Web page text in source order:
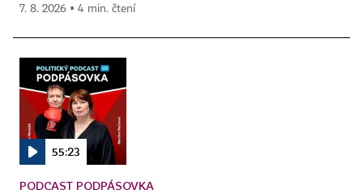
7. 8. 2026 ▪ 4 min. čtení
55:23
PODCAST PODPÁSOVKA